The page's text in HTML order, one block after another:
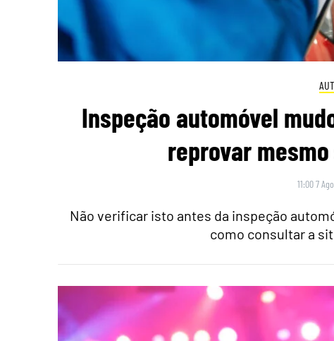
Inspeção automóvel
reprovar
11:00 7
Não verificar isto antes da inspeção
como consultar a